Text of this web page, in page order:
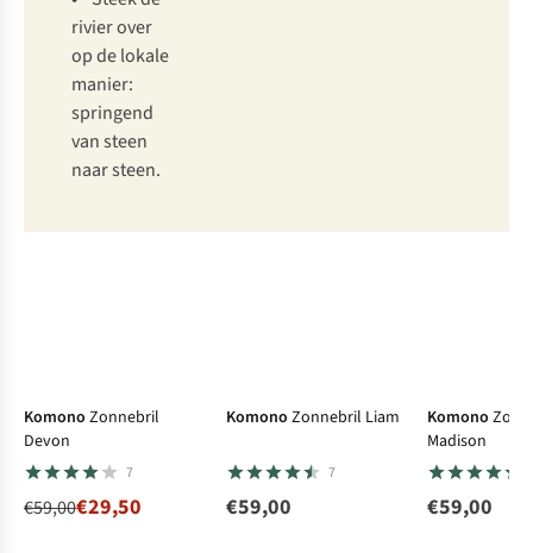
rivier over
op de lokale
manier:
springend
van steen
naar steen.
Komono Zonnebril
Devon
7
€59,00€29,50
Komono Zonnebril Liam
7
€59,00
Komono
Madison
€59,00